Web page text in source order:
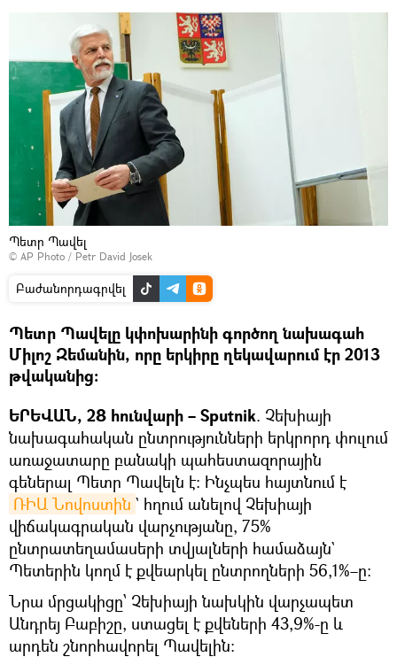
Պետր Պավել
© AP Photo / Petr David Josek
Բաժանորդագրվել
Պետր Պավելը կփոխարինի գործող նախագահ
Միլոշ Զեմանին, որը երկիրը ղեկավարում էր 2013
թվականից։
ԵՐԵՎԱՆ, 28 հունվարի – Sputnik. Չեխիայի
նախագահական ընտրությունների երկրորդ փուլում
առաջատարը բանակի պահեստազորային
գեներալ Պետր Պավելն է։ Ինչպես հայտնում է
ՌԻԱ Նովոստին ` հղում անելով Չեխիայի
վիճակագրական վարչությանը, 75%
ընտրատեղամասերի տվյալների համաձայն`
Պետերին կողմ է քվեարկել ընտրողների 56,1%–ը։
Նրա մրցակիցը՝ Չեխիայի նախկին վարչապետ
Անդրեյ Բաբիշը, ստացել է քվեների 43,9%-ը և
արդեն շնորհավորել Պավելին։